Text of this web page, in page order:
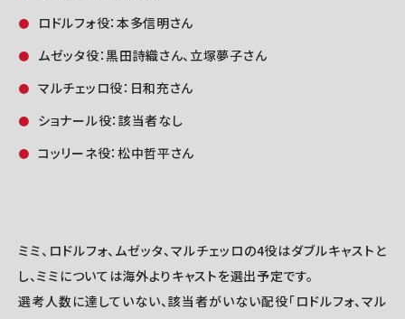
ロドルフォ役：本多信明さん
ムゼッタ役：黒田詩織さん、立塚夢子さん
マルチェッロ役：日和充さん
ショナール役：該当者なし
コッリーネ役：松中哲平さん
ミミ、ロドルフォ、ムゼッタ、マルチェッロの4役はダブルキャストと
し、ミミについては海外よりキャストを選出予定です。
選考人数に達していない、該当者がいない配役「ロドルフォ、マル